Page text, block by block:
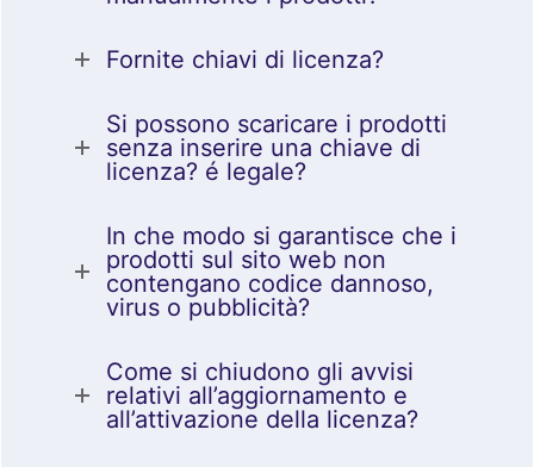
Fornite chiavi di licenza?
Si possono scaricare i prodotti
senza inserire una chiave di
licenza? é legale?
In che modo si garantisce che i
prodotti sul sito web non
contengano codice dannoso,
virus o pubblicità?
Come si chiudono gli avvisi
relativi all’aggiornamento e
all’attivazione della licenza?